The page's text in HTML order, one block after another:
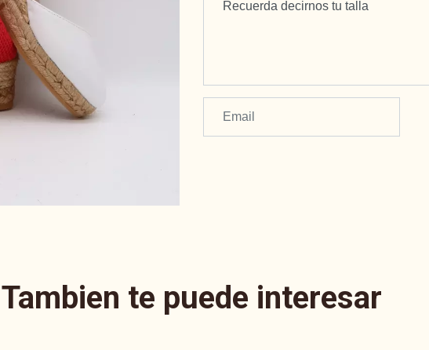
Tambien te puede interesar